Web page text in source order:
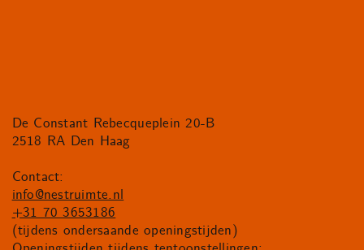
De Constant Rebecqueplein 20-B
2518 RA Den Haag
Contact:
info@nestruimte.nl
+31 70 3653186
(tijdens ondersaande openingstijden)